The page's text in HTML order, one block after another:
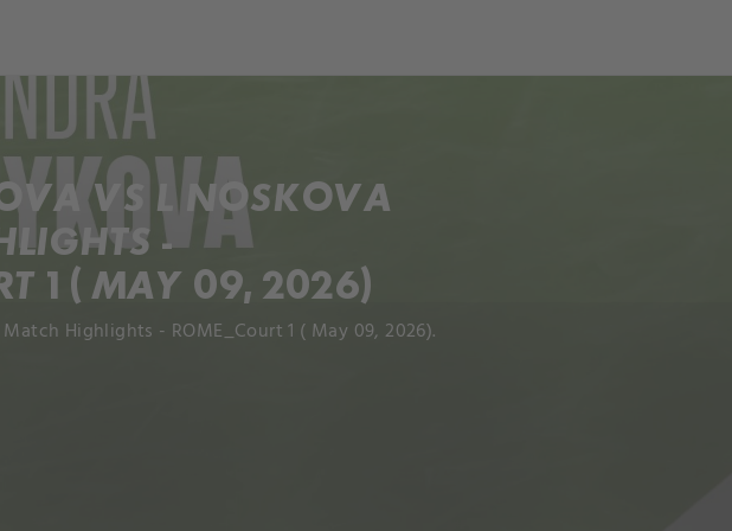
VS L NOSKOVA
-
1 ( MAY 09, 2026)
Highlights - ROME_Court 1 ( May 09, 2026).